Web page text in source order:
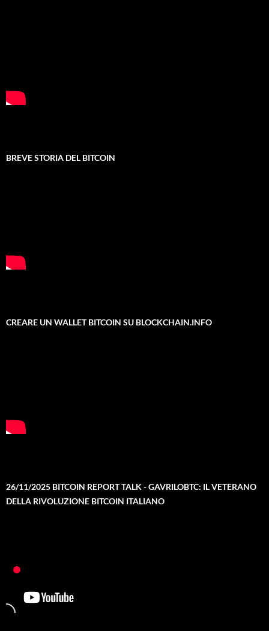
BREVE STORIA DEL BITCOIN
CREARE UN WALLET BITCOIN SU BLOCKCHAIN.INFO
26/11/2025 BITCOIN REPORT TALK - GAVRILOBTC: IL VETERANO
DELLA RIVOLUZIONE BITCOIN ITALIANO